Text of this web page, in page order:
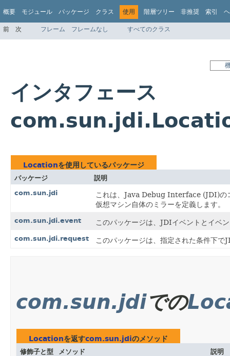
概要 モジュール パッケージ クラス 使用 階層ツリー 非推奨 索引
前 次 フレーム フレームなし すべてのクラス
インタフェース
Locationを使用しているパッケージ
パッケージ
説明
com.sun.jdi
これは、Java Debug Interface (JDI)の
仮想マシン自体のミラーを定義します。
com.sun.jdi.event このパッケージは、JDIイベントとイベ
com.sun.jdi.request このパッケージは、指定された条件下
com.sun.jdiでの
Locationを返すcom.sun.jdiのメソッド
修飾子と型 メソッド 説明